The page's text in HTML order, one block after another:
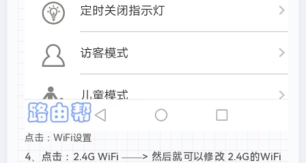
点击：WiFi设置
4、点击：2.4G WiFi ——> 然后就可以修改 2.4G的WiFi